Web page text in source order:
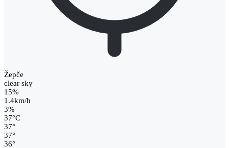
Žepče
clear sky
15%
1.4km/h
3%
37°C
37°
37°
36°